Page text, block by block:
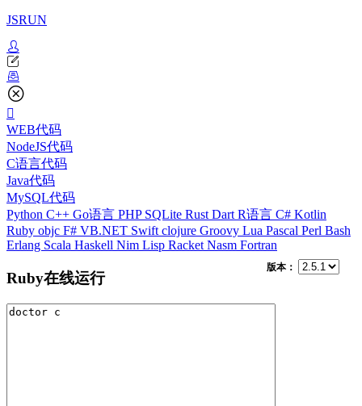
JSRUN
WEB代码
NodeJS代码
C语言代码
Java代码
MySQL代码
Python C++ Go语言 PHP SQLite Rust Dart R语言 C# Kotlin
Ruby objc F# VB.NET Swift clojure Groovy Lua Pascal Perl Bash
Erlang Scala Haskell Nim Lisp Racket Nasm Fortran
Ruby在线运行
版本：